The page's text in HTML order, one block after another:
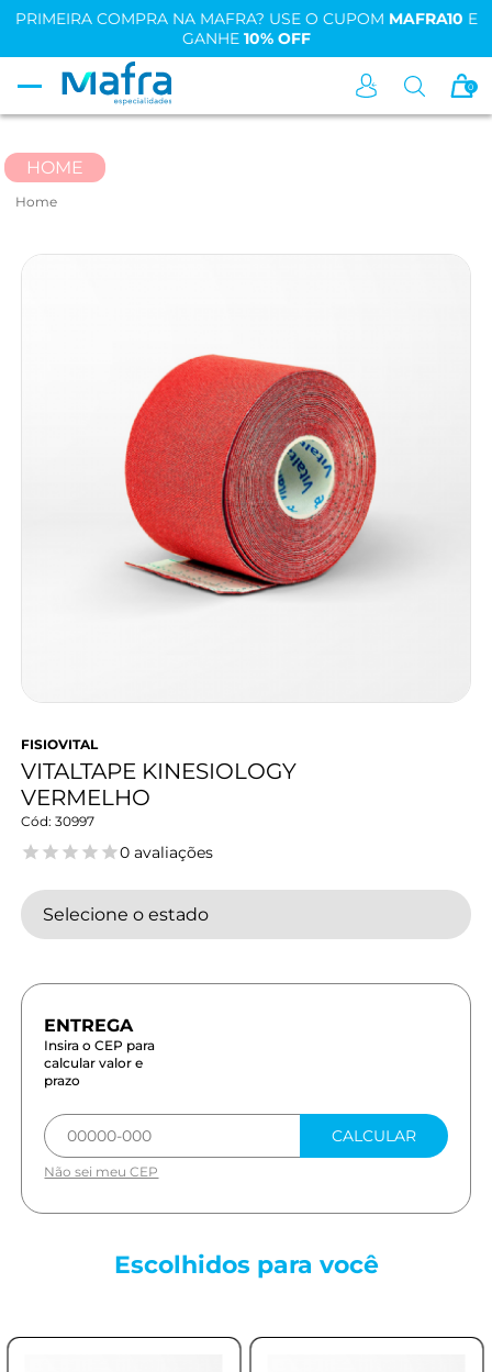
PRIMEIRA COMPRA NA MAFRA? USE O CUPOM MAFRA10 E
GANHE 10% OFF
0
HOME
Home
FISIOVITAL
VITALTAPE KINESIOLOGY
VERMELHO
30997
0 avaliações
Selecione o estado
Insira o CEP para
calcular valor e
prazo
CALCULAR
Não sei meu CEP
Escolhidos para você